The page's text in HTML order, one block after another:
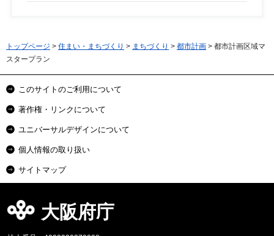
トップページ > 住まい・まちづくり > まちづくり > 都市計画 > 都市計画区域マ
スタープラン
このサイトのご利用について
著作権・リンクについて
ユニバーサルデザインについて
個人情報の取り扱い
サイトマップ
大阪府庁